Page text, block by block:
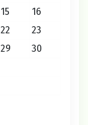
15
16
22
23
29
30